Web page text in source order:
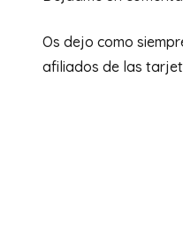
⁣Os dejo como
afiliados de las